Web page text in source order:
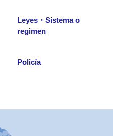
Leyes・Sistema o
regimen
Policía